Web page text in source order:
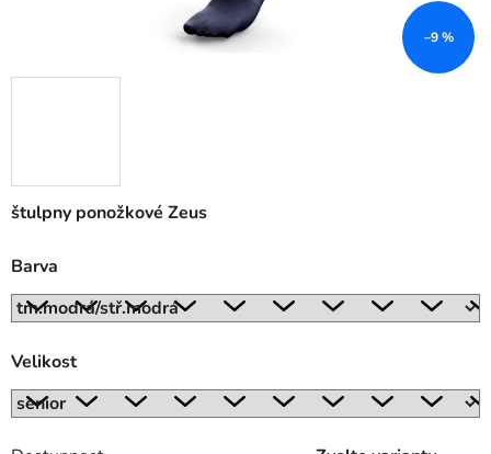
štulpny ponožkové Zeus
Barva
Velikost
–9 %